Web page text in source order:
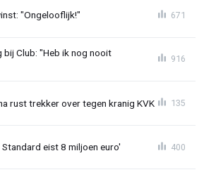
"Ongelooflijk!" 671
bij Club: "Heb ik nog nooit
916
rust trekker over tegen kranig KVK 135
eist 8 miljoen euro' 400